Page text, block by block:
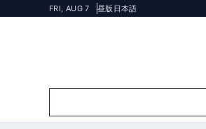
FRI, AUG 7 昼版 日本語